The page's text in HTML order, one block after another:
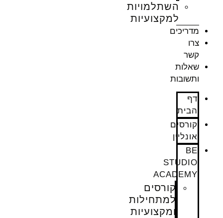
השתלמויות
למקצועיות
מדריכים
צרו
קשר
שאלות
ותשובות
דף
הבית
קורסים
אונליין
BE
STUDIO
ACADEMY
קורסים
למתחילות
ומקצועיות